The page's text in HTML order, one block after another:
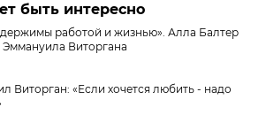
быть интересно
работой и жизнью». Алла Балтер
Эммануила Виторгана
Виторган: «Если хочется любить - надо